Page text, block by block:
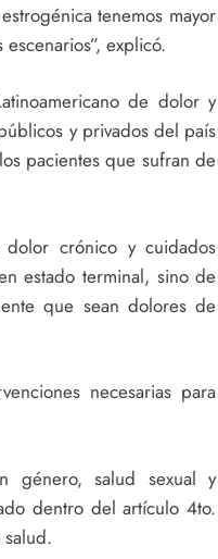
tenemos mayor
explicó.
de dolor y
y privados del país
pacientes que sufran de
crónico y cuidados
estado terminal, sino de
que sean dolores de
necesarias para
género, salud sexual y
dentro del artículo 4to.